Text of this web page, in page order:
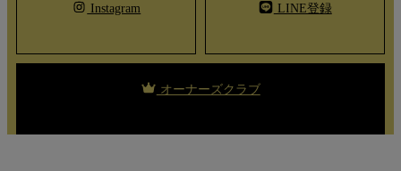
Instagram LINE登録
オーナーズクラブ